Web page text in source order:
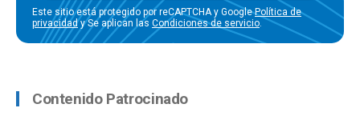
Este sitio está protegido por reCAPTCHA y GooglePolítica de
privacidady Se aplican las Condiciones de servicio
Contenido Patrocinado